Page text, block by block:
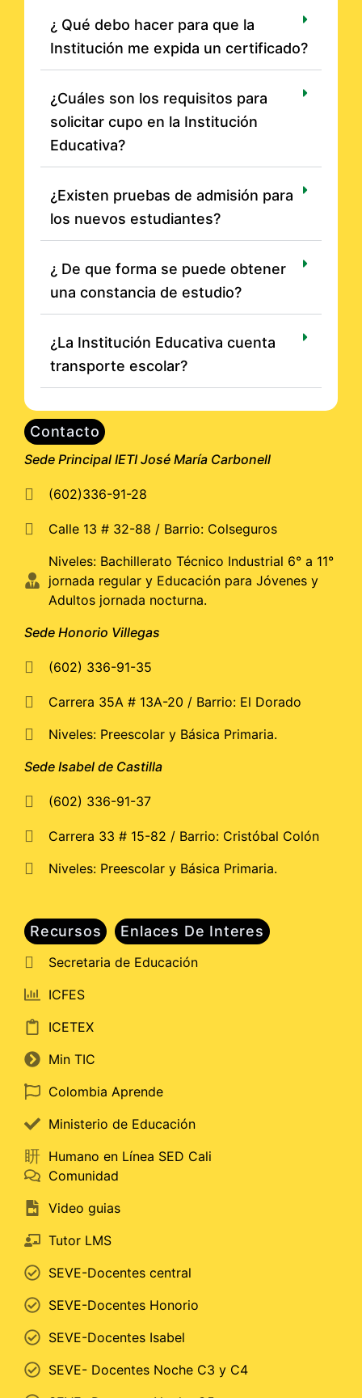
¿ Qué debo hacer para que la
Institución me expida un certificado?
¿Cuáles son los requisitos para
solicitar cupo en la Institución
Educativa?
¿Existen pruebas de admisión para
los nuevos estudiantes?
¿ De que forma se puede obtener
una constancia de estudio?
¿La Institución Educativa cuenta
transporte escolar?
Contacto
Sede Principal IETI José María Carbonell
(602)336-91-28
Calle 13 # 32-88 / Barrio: Colseguros
Niveles: Bachillerato Técnico Industrial 6° a 11°
jornada regular y Educación para Jóvenes y
Adultos jornada nocturna.
Sede Honorio Villegas
(602) 336-91-35
Carrera 35A # 13A-20 / Barrio: El Dorado
Niveles: Preescolar y Básica Primaria.
Sede Isabel de Castilla
(602) 336-91-37
Carrera 33 # 15-82 / Barrio: Cristóbal Colón
Niveles: Preescolar y Básica Primaria.
Recursos Enlaces De Interes
Secretaria de Educación
ICFES
ICETEX
Min TIC
Colombia Aprende
Ministerio de Educación
Humano en Línea SED Cali
Comunidad
Video guias
Tutor LMS
SEVE-Docentes central
SEVE-Docentes Honorio
SEVE-Docentes Isabel
SEVE- Docentes Noche C3 y C4